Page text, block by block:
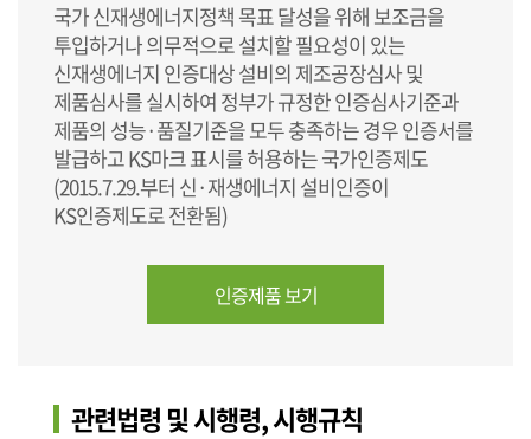
국가 신재생에너지정책 목표 달성을 위해 보조금을
투입하거나 의무적으로 설치할 필요성이 있는
신재생에너지 인증대상 설비의 제조공장심사 및
제품심사를 실시하여 정부가 규정한 인증심사기준과
제품의 성능·품질기준을 모두 충족하는 경우 인증서를
발급하고 KS마크 표시를 허용하는 국가인증제도
(2015.7.29.부터 신·재생에너지 설비인증이
KS인증제도로 전환됨)
인증제품 보기
관련법령 및 시행령, 시행규칙